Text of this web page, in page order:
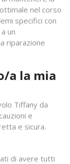
nel corso
specifici con
un
riparazione
a la mia
Tiffany da
e
e sicura.
di avere tutti